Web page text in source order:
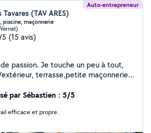
Auto-entrepreneur
Tavares (TAV ARES)
piscine, maçonnerie
5 (15 avis)
passion. Je touche un peu à tout,
terrasse,petite maçonnerie,
par Sébastien : 5/5
efficace et propre.